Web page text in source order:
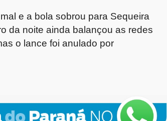
e a bola sobrou para Sequeira
da noite ainda balançou as redes
o lance foi anulado por